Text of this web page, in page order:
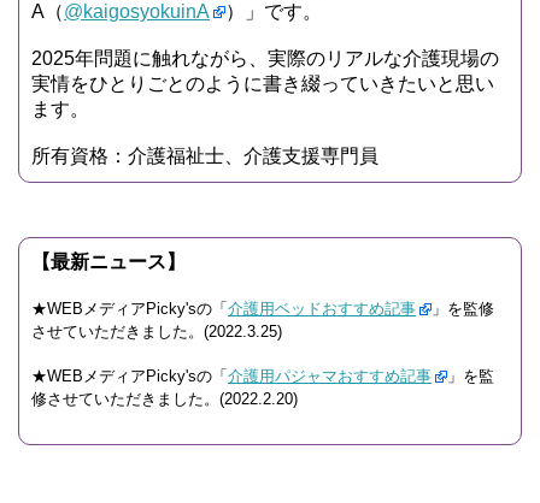
A（@kaigosyokuinA ）」です。
2025年問題に触れながら、実際のリアルな介護現場の
実情をひとりごとのように書き綴っていきたいと思い
ます。
所有資格：介護福祉士、介護支援専門員
【最新ニュース】
★WEBメディアPicky'sの「 介護用ベッドおすすめ記事
」を監修
させていただきました。(2022.3.25)
★WEBメディアPicky'sの「 介護用パジャマおすすめ記事
」を監
修させていただきました。(2022.2.20)